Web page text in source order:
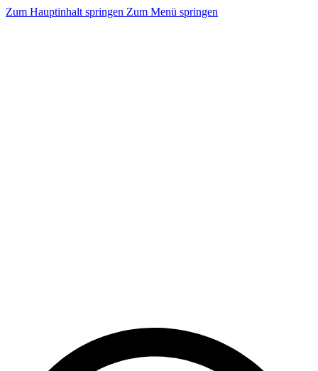
Zum Hauptinhalt springen Zum Menü springen